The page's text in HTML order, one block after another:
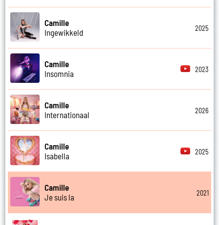
Camille
Ingewikkeld
2025
Camille
Insomnia
2023
Camille
Internationaal
2026
Camille
Isabella
2025
Camille
Je suis la
2021